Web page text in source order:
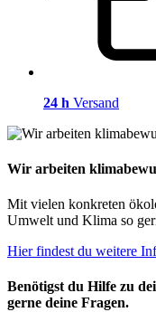
24 h Versand
Wir arbeiten
Mit vielen konkreten
Umwelt und Klima so
Hier findest du weitere
Benötigst du Hilfe zu
gerne deine Fragen.